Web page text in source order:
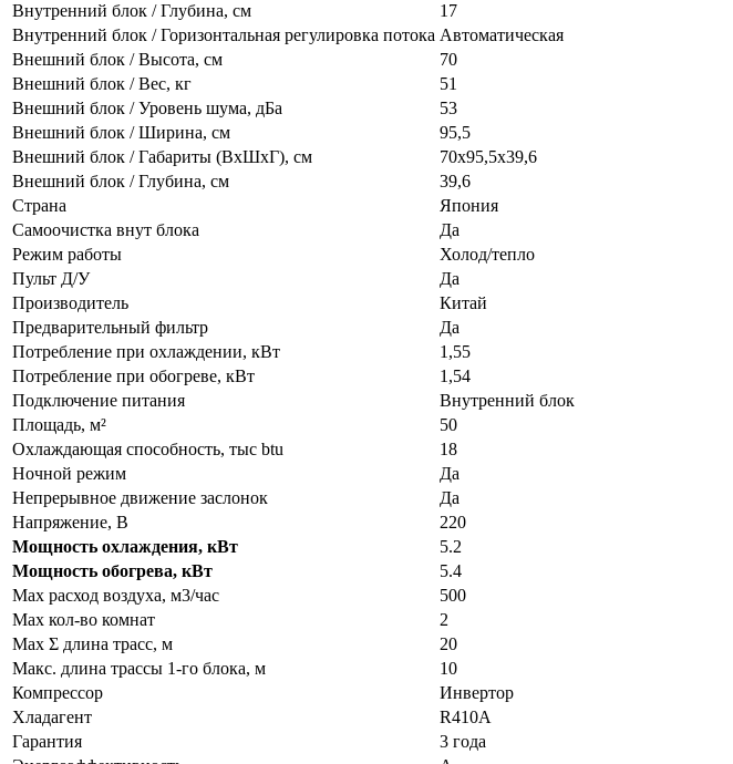
Внутренний блок / Глубина, см
17
Внутренний блок / Горизонтальная регулировка потока Автоматическая
Внешний блок / Высота, см
70
Внешний блок / Вес, кг
51
Внешний блок / Уровень шума, дБа
53
Внешний блок / Ширина, см
95,5
Внешний блок / Габариты (ВхШхГ), см
70х95,5х39,6
Внешний блок / Глубина, см
39,6
Страна
Япония
Самоочистка внут блока
Да
Режим работы
Холод/тепло
Пульт Д/У
Да
Производитель
Китай
Предварительный фильтр
Да
Потребление при охлаждении, кВт
1,55
Потребление при обогреве, кВт
1,54
Подключение питания
Внутренний блок
Площадь, м²
50
Охлаждающая способность, тыс btu
18
Ночной режим
Да
Непрерывное движение заслонок
Да
Напряжение, В
220
Мощность охлаждения, кВт
5.2
Мощность обогрева, кВт
5.4
Max расход воздуха, м3/час
500
Max кол-во комнат
2
Max Σ длина трасс, м
20
Макс. длина трассы 1-го блока, м
10
Компрессор
Инвертор
Хладагент
R410A
Гарантия
3 года